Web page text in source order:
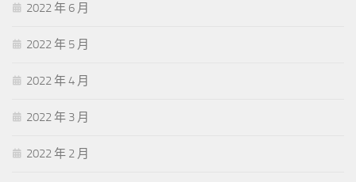
2022 年 6 月
2022 年 5 月
2022 年 4 月
2022 年 3 月
2022 年 2 月